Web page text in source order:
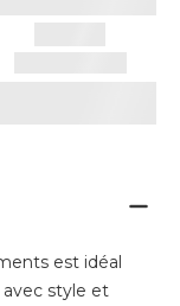
est idéal
style et